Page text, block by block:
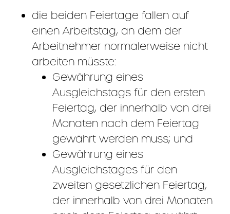
die beiden Feiertage fallen auf
einen Arbeitstag, an dem der
Arbeitnehmer normalerweise nicht
arbeiten müsste:
Gewährung eines
Ausgleichstags für den ersten
Feiertag, der innerhalb von drei
Monaten nach dem Feiertag
gewährt werden muss; und
Gewährung eines
Ausgleichstages für den
zweiten gesetzlichen Feiertag,
der innerhalb von drei Monaten